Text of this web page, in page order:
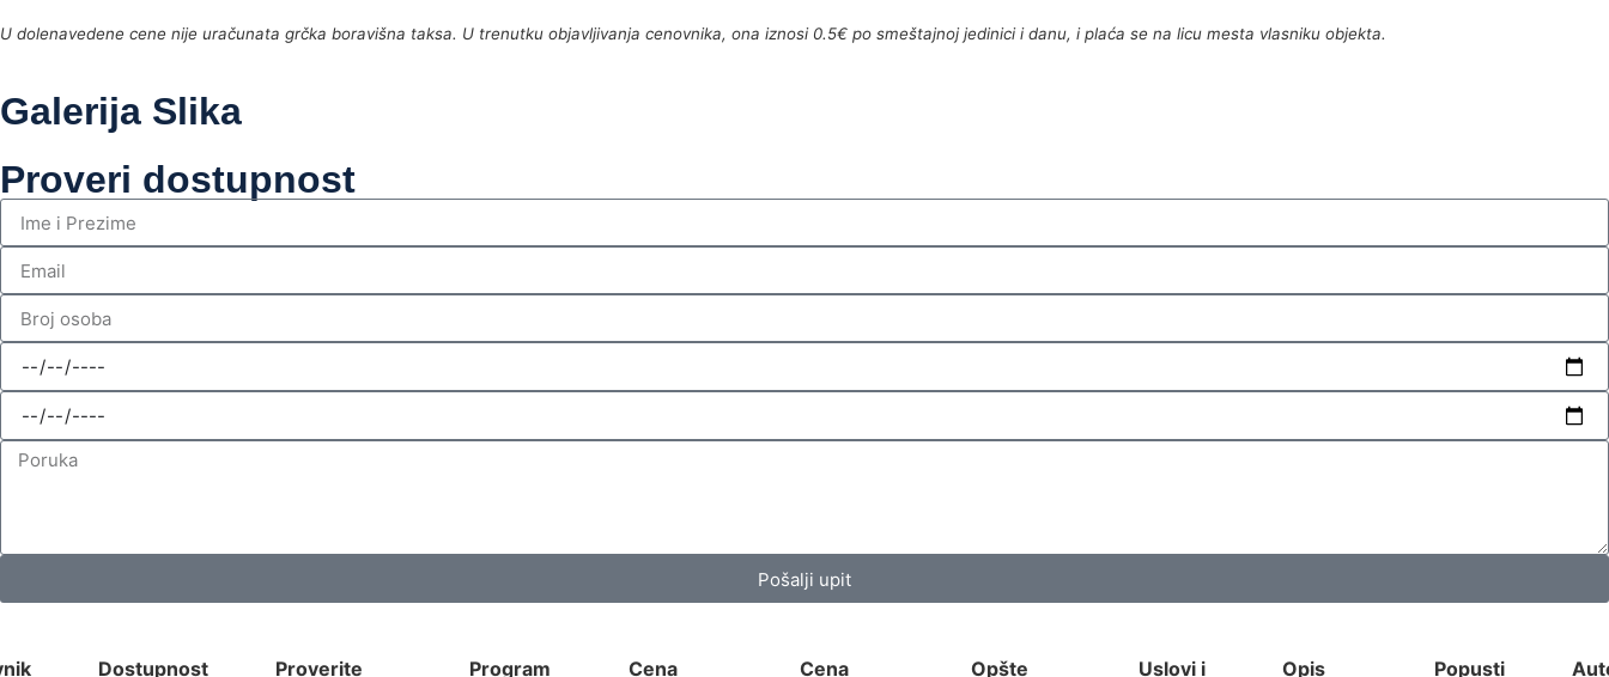
U dolenavedene cene nije uračunata grčka boravišna taksa. U trenutku objavljivanja cenovnika, ona iznosi 0.5€ po smeštajnoj jedinici i danu, i plaća se na licu mesta vlasniku objekta.
Galerija Slika
Proveri dostupnost
Pošalji upit
Dostupnost
Proverite
Program
Cena
Cena
Opšte
Uslovi i
Opis
Popusti